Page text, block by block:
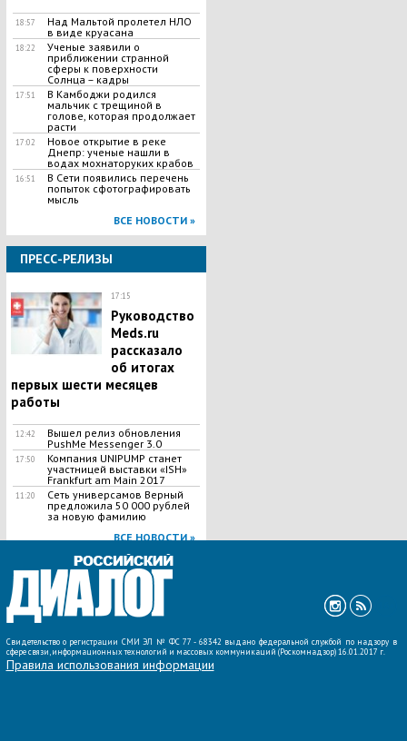
18:57
Над Мальтой пролетел НЛО
в виде круасана
18:22
Ученые заявили о
приближении странной
сферы к поверхности
Солнца – кадры
17:51
В Камбоджи родился
мальчик с трещиной в
голове, которая продолжает
расти
17:02
Новое открытие в реке
Днепр: ученые нашли в
водах мохнаторуких крабов
16:51
В Сети появились перечень
попыток сфотографировать
мысль
ВСЕ НОВОСТИ »
ПРЕСС-РЕЛИЗЫ
17:15
Руководство
Meds.ru
рассказало
об итогах
первых шести месяцев
работы
12:42
Вышел релиз обновления
PushMe Messenger 3.0
17:50
Компания UNIPUMP станет
участницей выставки «ISH»
Frankfurt am Main 2017
11:20
Сеть универсамов Верный
предложила 50 000 рублей
за новую фамилию
ВСЕ НОВОСТИ »
Свидетельство о регистрации СМИ ЭЛ № ФС 77 - 68342 выдано федеральной службой по надзору в
сфере связи, информационных технологий и массовых коммуникаций (Роскомнадзор) 16.01.2017 г.
Правила использования информации